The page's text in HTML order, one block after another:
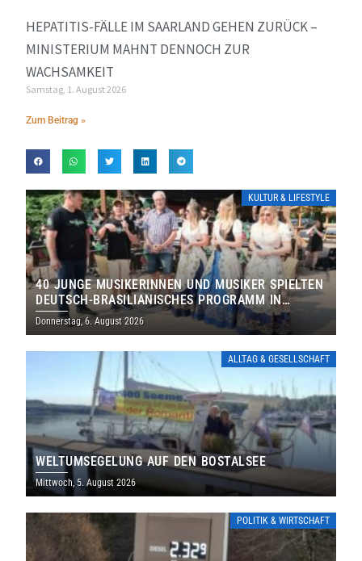
HEPATITIS-FÄLLE IM SAARLAND GEHEN ZURÜCK –
MINISTERIUM MAHNT DENNOCH ZUR
WACHSAMKEIT
Samstag, 1. August 2026
Zum Beitrag »
KULTUR & LIFESTYLE
40 JUNGE MUSIKERINNEN UND MUSIKER SPIELTEN
DEUTSCH-BRASILIANISCHES PROGRAMM IN
THOLEY
Donnerstag, 6. August 2026
ALLTAG & GESELLSCHAFT
WELTUMSEGELUNG AUF DEN BOSTALSEE
Mittwoch, 5. August 2026
POLITIK & WIRTSCHAFT